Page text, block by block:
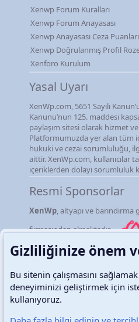
Xenwp Forum Kuralları
Xenwp Forum Anayasası
Xenwp Anayasası Ceza Puanları
Xenwp Doğrulanmış Profil
Xenforo Kurulum
Yasal Uyarı
XenWp.com, 5651 Sayılı
Kanunu’nun 125. maddesi
paylaşım sitesi olarak hizmet
Platformumuzda yer alan tüm
hukuki ve cezai sorumluluğu,
aittir. XenWp.com, kullanıcılar
içeriklerden dolayı sorumluluk
Resmi Sponsorlar
XenWp, altyapı ve barındırma
firmasından almaktadır.
Türkçe (TR) Çerezler
Gizliliğinize önem
Bu sitenin çalışmasını
deneyiminizi geliştirmek için
kullanıyoruz.